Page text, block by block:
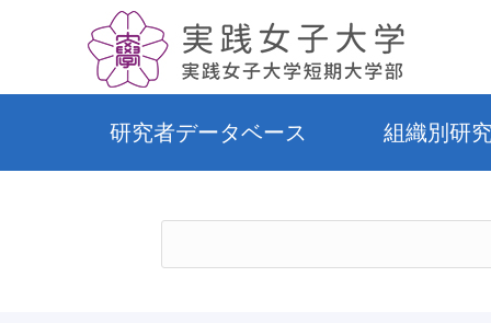
研究者データベース 組織別研